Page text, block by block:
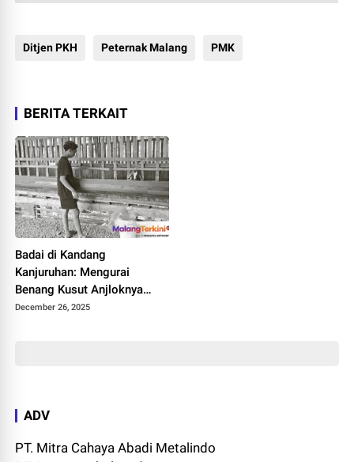
Ditjen PKH Peternak Malang PMK
BERITA TERKAIT
Badai di Kandang
Kanjuruhan: Mengurai
Benang Kusut Anjloknya
Harga Kambing dan Jeritan
December 26, 2025
ADV
PT. Mitra Cahaya Abadi Metalindo